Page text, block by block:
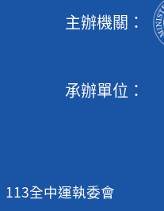
主辦機關：
承辦單位：
113全中運執委會